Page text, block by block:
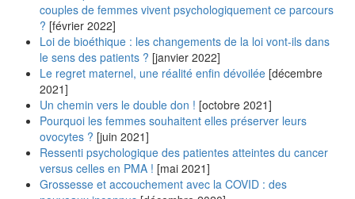
couples de femmes vivent psychologiquement ce parcours
? [février 2022]
Loi de bioéthique : les changements de la loi vont-ils dans
le sens des patients ? [janvier 2022]
Le regret maternel, une réalité enfin dévoilée [décembre
2021]
Un chemin vers le double don ! [octobre 2021]
Pourquoi les femmes souhaitent elles préserver leurs
ovocytes ? [juin 2021]
Ressenti psychologique des patientes atteintes du cancer
versus celles en PMA ! [mai 2021]
Grossesse et accouchement avec la COVID : des